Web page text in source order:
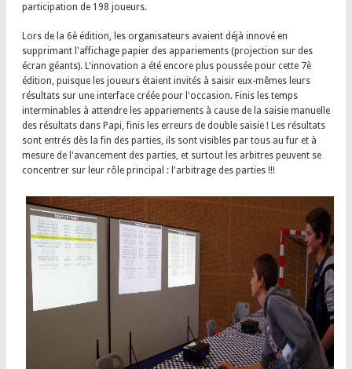
participation de 198 joueurs.
Lors de la 6è édition, les organisateurs avaient déjà innové en
supprimant l'affichage papier des appariements (projection sur des
écran géants). L'innovation a été encore plus poussée pour cette 7è
édition, puisque les joueurs étaient invités à saisir eux-mêmes leurs
résultats sur une interface créée pour l'occasion. Finis les temps
interminables à attendre les appariements à cause de la saisie manuelle
des résultats dans Papi, finis les erreurs de double saisie ! Les résultats
sont entrés dès la fin des parties, ils sont visibles par tous au fur et à
mesure de l'avancement des parties, et surtout les arbitres peuvent se
concentrer sur leur rôle principal : l'arbitrage des parties !!!